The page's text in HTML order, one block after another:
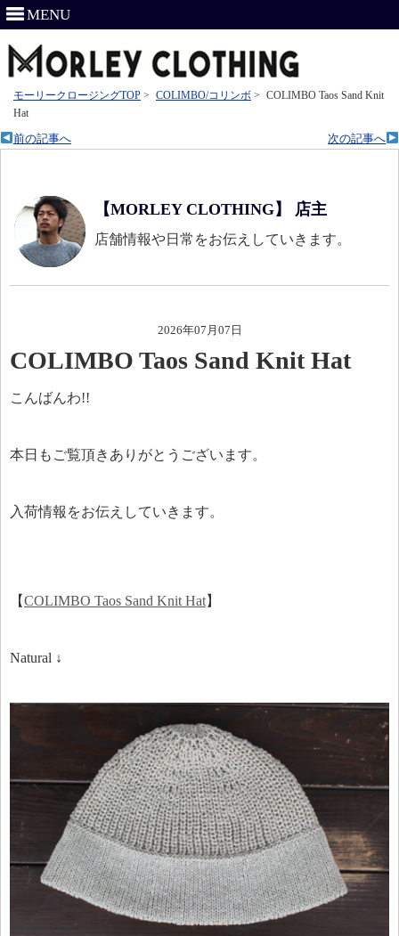
MENU
モーリークロージングTOP > COLIMBO/コリンボ > COLIMBO Taos Sand Knit
Hat
次の記事へ
前の記事へ
【MORLEY CLOTHING】 店主
店舗情報や日常をお伝えしていきます。
2026年07月07日
COLIMBO Taos Sand Knit Hat
こんばんわ!!
本日もご覧頂きありがとうございます。
入荷情報をお伝えしていきます。
【COLIMBO Taos Sand Knit Hat】
Natural ↓